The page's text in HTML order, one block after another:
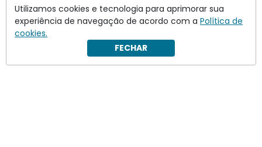
Utilizamos cookies e tecnologia para aprimorar sua
experiência de navegação de acordo com a Política de
cookies.
FECHAR